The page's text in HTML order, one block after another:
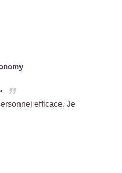
efficace. Je